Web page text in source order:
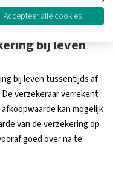
Neem dan vandaag
Adviesgroep.
bij leven
bij leven tussentijds af
verzekeraar verrekent
kan mogelijk
van de verzekering op
goed over na te
Accepteer alle cookies